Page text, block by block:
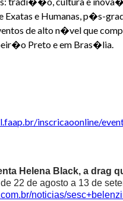
e Humanas, p�s-
de alto n�vel que
Preto e em Bras�lia.
inscricaoonline/
Helena Black, a drag
22 de agosto a 13 de
noticias/